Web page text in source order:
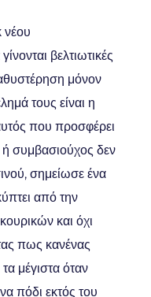
νέου
βελτιωτικές
μόνον
τους είναι η
που προσφέρει
ή συμβασιούχος δεν
σημείωσε ένα
από την
και όχι
πως κανένας
μέγιστα όταν
πόδι εκτός του